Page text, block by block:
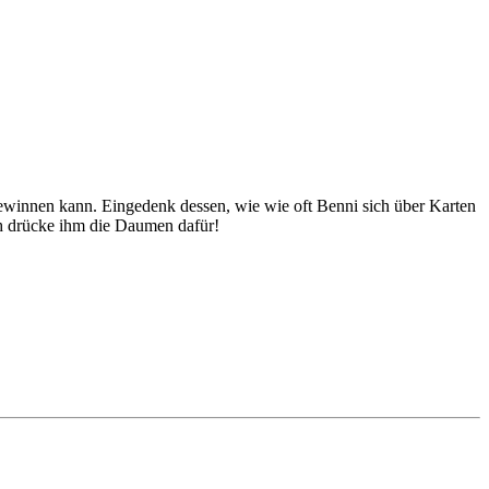
kann. Eingedenk dessen, wie wie oft Benni sich über Karten
drücke ihm die Daumen dafür!